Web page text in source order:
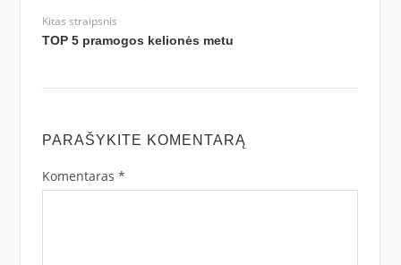
Kitas straipsnis
TOP 5 pramogos kelionės metu
PARAŠYKITE KOMENTARĄ
Komentaras *